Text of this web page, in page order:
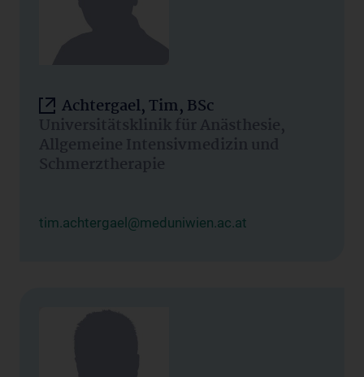
Achtergael, Tim, BSc
Universitätsklinik für Anästhesie,
Allgemeine Intensivmedizin und
Schmerztherapie
tim.achtergael@meduniwien.ac.at